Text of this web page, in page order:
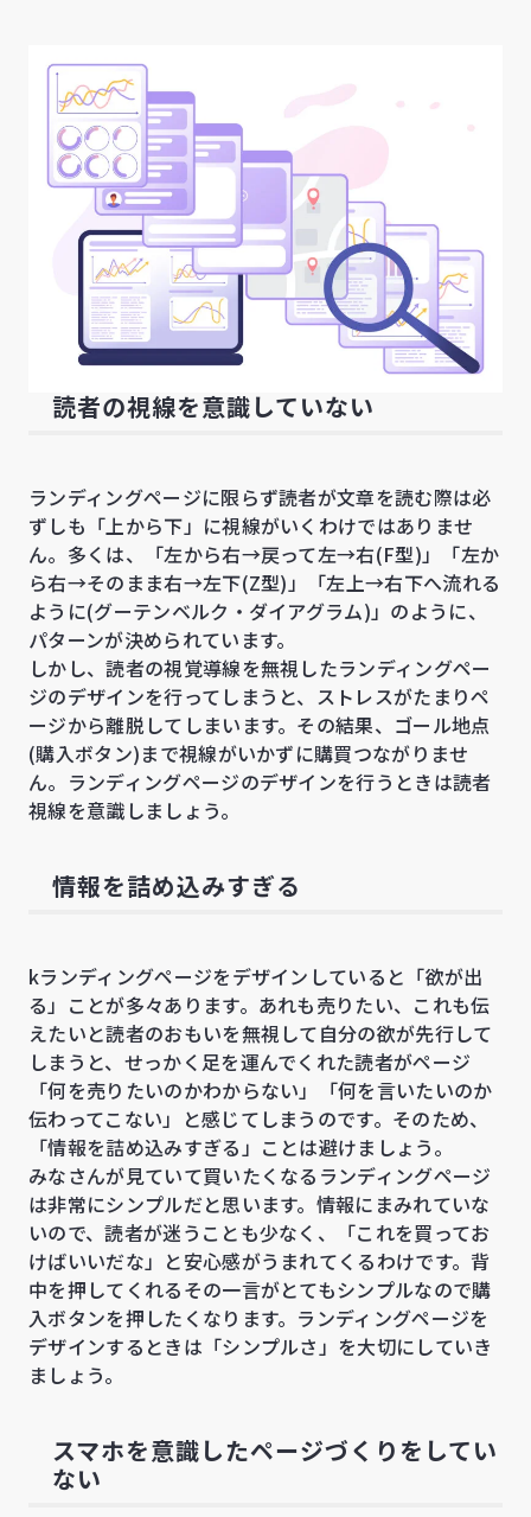
読者の視線を意識していない
ランディングページに限らず読者が文章を読む際は必
ずしも「上から下」に視線がいくわけではありませ
ん。多くは、「左から右→戻って左→右(F型)」「左か
ら右→そのまま右→左下(Z型)」「左上→右下へ流れる
ように(グーテンベルク・ダイアグラム)」のように、
パターンが決められています。
しかし、読者の視覚導線を無視したランディングペー
ジのデザインを行ってしまうと、ストレスがたまりペ
ージから離脱してしまいます。その結果、ゴール地点
(購入ボタン)まで視線がいかずに購買つながりませ
ん。ランディングページのデザインを行うときは読者
視線を意識しましょう。
情報を詰め込みすぎる
kランディングページをデザインしていると「欲が出
る」ことが多々あります。あれも売りたい、これも伝
えたいと読者のおもいを無視して自分の欲が先行して
しまうと、せっかく足を運んでくれた読者がページ
「何を売りたいのかわからない」「何を言いたいのか
伝わってこない」と感じてしまうのです。そのため、
「情報を詰め込みすぎる」ことは避けましょう。
みなさんが見ていて買いたくなるランディングページ
は非常にシンプルだと思います。情報にまみれていな
いので、読者が迷うことも少なく、「これを買ってお
けばいいだな」と安心感がうまれてくるわけです。背
中を押してくれるその一言がとてもシンプルなので購
入ボタンを押したくなります。ランディングページを
デザインするときは「シンプルさ」を大切にしていき
ましょう。
スマホを意識したページづくりをしてい
ない